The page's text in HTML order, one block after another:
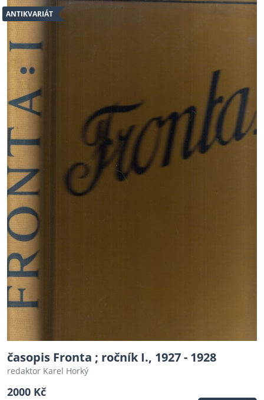
ANTIKVARIÁT
časopis Fronta ; ročník I., 1927 - 1928
redaktor Karel Horký
2000 Kč